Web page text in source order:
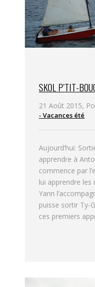
SKOL P’TIT-
21 Août 2015,
- Vacances été
Aujourd’hui:
apprendre à
commence par
lui apprendre
Yann
puisse sortir Ty-
ces premiers